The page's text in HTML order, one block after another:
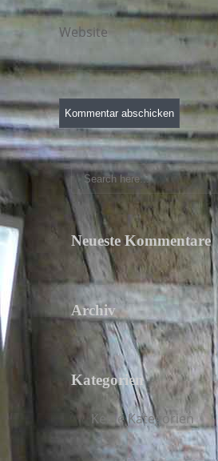
Website
Neueste Kommentare
Archiv
Kategorien
Keine Kategorien